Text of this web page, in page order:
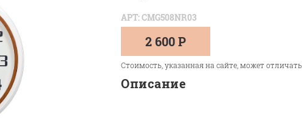
АРТ: CMG508NR03
2 600 Р
Стоимость, указанная на сайте, может
Описание